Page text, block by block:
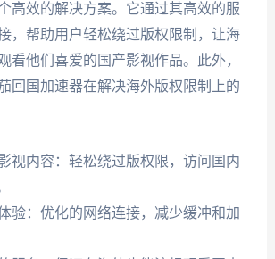
高效的解决方案。它通过其高效的服
，帮助用户轻松绕过版权限制，让海
看他们喜爱的国产影视作品。此外，
回国加速器在解决海外版权限制上的
视内容：轻松绕过版权限，访问国内
验：优化的网络连接，减少缓冲和加